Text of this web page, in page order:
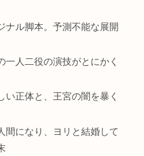
ナル脚本。予測不能な展開
一人二役の演技がとにかく
い正体と、王宮の闇を暴く
間になり、ヨリと結婚して